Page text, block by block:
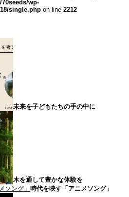
wp-
single.php on line 2212
未来を子どもたちの手の中に
木を通して豊かな体験を
時代を映す「アニメソング」